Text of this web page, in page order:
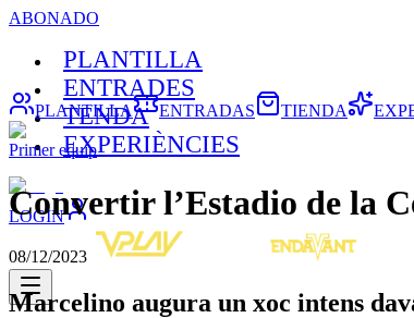
ABONADO
PLANTILLA
ENTRADES
TENDA
EXPERIÈNCIES
LOGIN
PLANTILLA ENTRADAS TIENDA
Primer equip
Convertir l’Estadio de la
08/12/2023
Marcelino augura un xoc intens